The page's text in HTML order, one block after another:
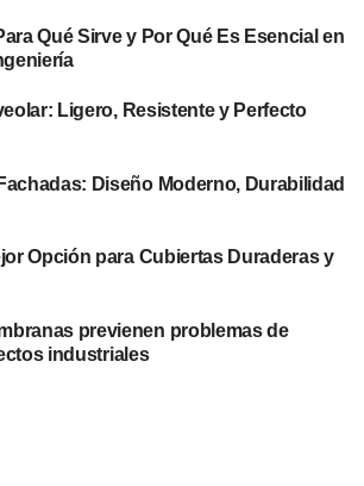
Qué Sirve y Por Qué Es Esencial en
Ligero, Resistente y Perfecto
Diseño Moderno, Durabilidad
Opción para Cubiertas Duraderas y
previenen problemas de
industriales